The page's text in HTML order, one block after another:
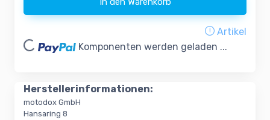
Artikel
Loading... Komponenten werden geladen ...
Herstellerinformationen:
motodox GmbH
Hansaring 8